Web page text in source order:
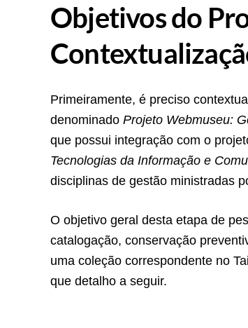
Objetivos do
Primeiramente, é preciso
denominado Projeto Webmuseu:
que possui integração com o
Tecnologias da Informação e
disciplinas de gestão ministradas
O objetivo geral desta etapa de
catalogação, conservação
uma coleção correspondente no
que detalho a seguir.